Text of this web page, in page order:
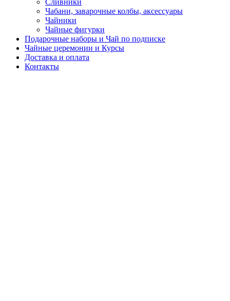
Сливники
Чабани, заварочные колбы, аксессуары
Чайники
Чайные фигурки
Подарочные наборы и Чай по подписке
Чайные церемонии и Курсы
Доставка и оплата
Контакты